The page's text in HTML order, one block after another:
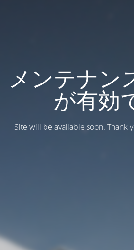
メンテナン
が有効
Site will be available soon. Thank